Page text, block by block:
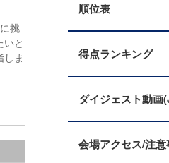
挑
と
ま
順位表
得点ランキング
ダイジェスト動画
会場アクセス/注